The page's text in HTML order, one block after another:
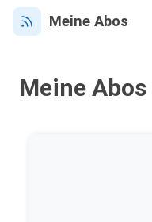
Meine Abos
Meine Abos